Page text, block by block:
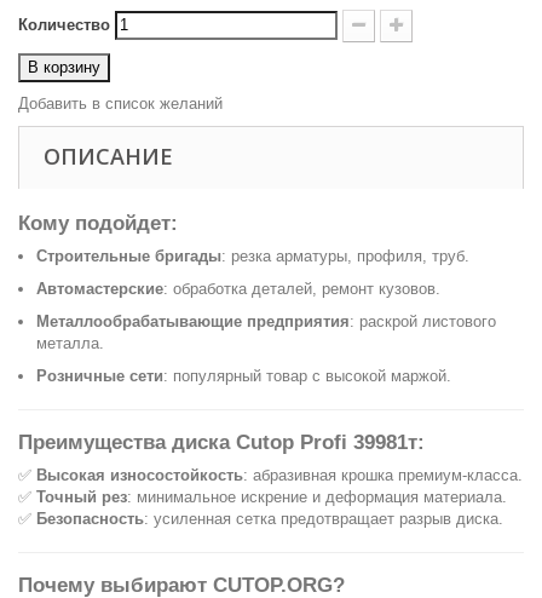
Количество
В корзину
Добавить в список желаний
ОПИСАНИЕ
Кому подойдет:
Строительные бригады: резка арматуры, профиля, труб.
Автомастерские: обработка деталей, ремонт кузовов.
Металлообрабатывающие предприятия: раскрой листового
металла.
Розничные сети: популярный товар с высокой маржой.
Преимущества диска Cutop Profi 39981т:
✅ Высокая износостойкость: абразивная крошка премиум-класса.
✅ Точный рез: минимальное искрение и деформация материала.
✅ Безопасность: усиленная сетка предотвращает разрыв диска.
Почему выбирают CUTOP.ORG?